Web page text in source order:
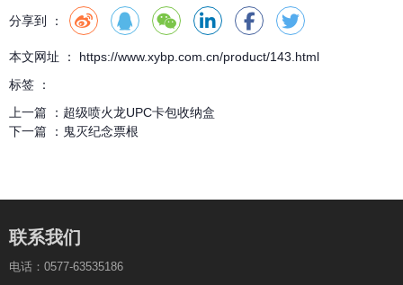
分享到 ：
本文网址 ： https://www.xybp.com.cn/product/143.html
标签 ：
上一篇 ： 超级喷火龙UPC卡包收纳盒
下一篇 ： 鬼灭纪念票根
联系我们
电话：0577-63535186